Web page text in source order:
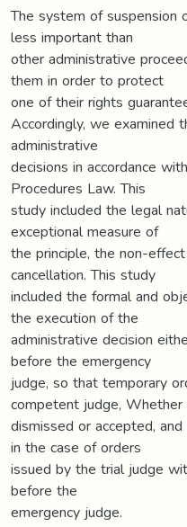
The system of suspension
less important than
other administrative
them in order to protect
one of their rights
Accordingly, we examined
administrative
decisions in accordance
Procedures Law. This
study included the legal
exceptional measure of
the principle, the non-
cancellation. This study
included the formal and
the execution of the
administrative decision
before the emergency
judge, so that temporary
competent judge,
dismissed or accepted,
in the case of orders
issued by the trial judge
before the
emergency judge.